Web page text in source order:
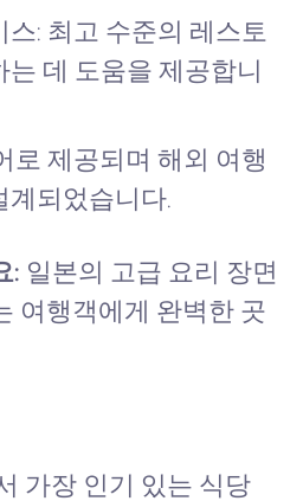
: 최고 수준의 레스토
는 데 도움을 제공합니
로 제공되며 해외 여행
계되었습니다.
: 일본의 고급 요리 장면
여행객에게 완벽한 곳
가장 인기 있는 식당